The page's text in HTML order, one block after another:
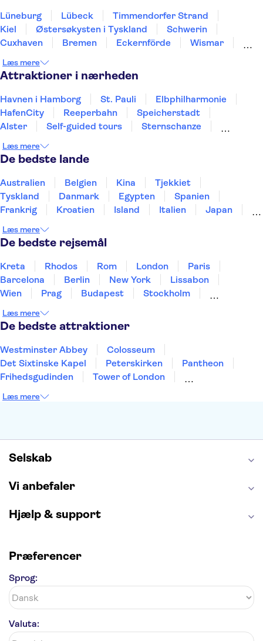
Lüneburg Lübeck
Timmendorfer Strand
Kiel
Østersøkysten i Tyskland
Schwerin
Cuxhaven
Bremen Eckernförde
Wismar
Braunschweig
Læs mere
Attraktioner i nærheden
Havnen i Hamborg St. Pauli
Elbphilharmonie
HafenCity
Reeperbahn
Speicherstadt
Alster
Self-guided tours
Sternschanze
Reichstag
Berlins TV-tårn
Læs mere
De bedste lande
Australien Belgien Kina
Tjekkiet
Tyskland
Danmark Egypten
Spanien
Frankrig
Kroatien Island Italien
Japan
Thailand
Tyrkiet
Læs mere
De bedste rejsemål
Kreta Rhodos Rom London
Paris
Barcelona
Berlin New York
Lissabon
Wien
Prag Budapest
Stockholm
Aarhus
Helsingborg
Læs mere
De bedste attraktioner
Westminster Abbey
Colosseum
Det Sixtinske Kapel
Peterskirken
Pantheon
Frihedsgudinden
Tower of London
Burj Khalifa
Læs mere
Selskab
Vi anbefaler
Hjælp & support
Præferencer
Sprog:
Valuta: